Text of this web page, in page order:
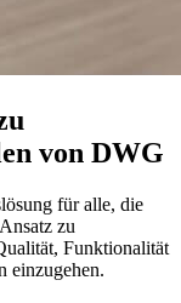
von DWG
für alle, die
zu
Funktionalität
einzugehen.